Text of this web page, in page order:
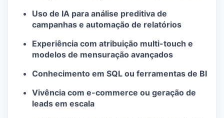
Uso de IA para análise preditiva de
campanhas e automação de relatórios
Experiência com atribuição multi-touch e
modelos de mensuração avançados
Conhecimento em SQL ou ferramentas de BI
Vivência com e-commerce ou geração de
leads em escala